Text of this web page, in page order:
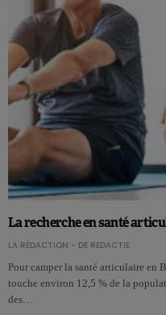
La recherche en santé
LA RÉDACTION - DE REDACTIE
Pour camper la santé articulaire en
touche environ 12,5 % de la
des…